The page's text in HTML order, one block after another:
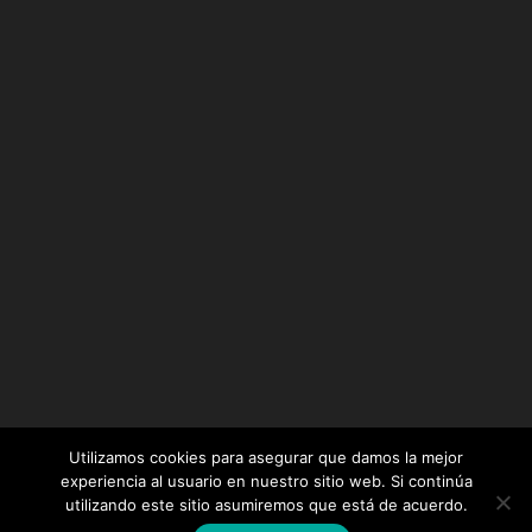
Diseñado por Elegant Themes| Desarrollado por
Utilizamos cookies para asegurar que damos la mejor
experiencia al usuario en nuestro sitio web. Si continúa
utilizando este sitio asumiremos que está de acuerdo.